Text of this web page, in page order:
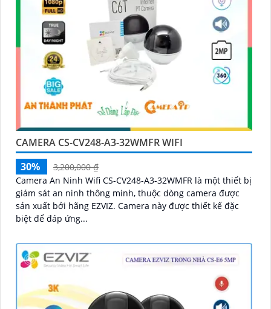
CAMERA CS-CV248-A3-32WMFR WIFI
30%
3,200,000 ₫
Camera An Ninh Wifi CS-CV248-A3-32WMFR là một thiết bị
giám sát an ninh thông minh, thuộc dòng camera được
sản xuất bởi hãng EZVIZ. Camera này được thiết kế đặc
biệt để đáp ứng...